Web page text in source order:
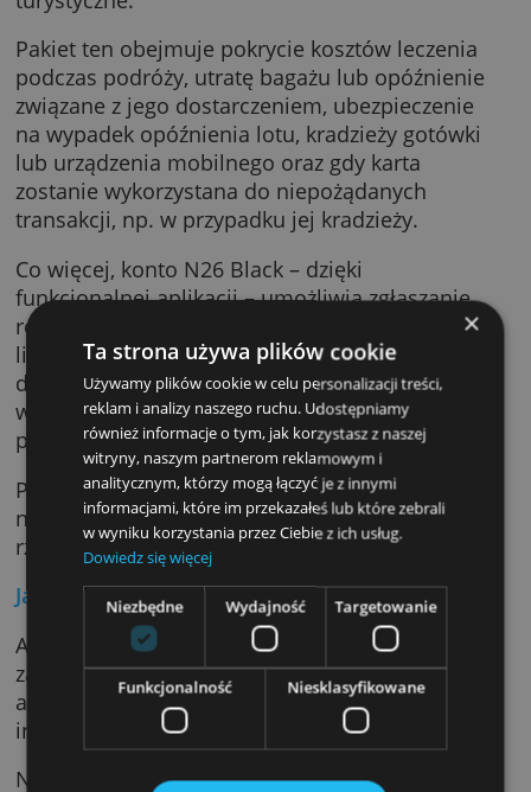
wydawana do konta karta MasterCard oraz
Maestro i darmowe transakcje bez względu
walutę, wersja premium dodatkowo
możliwość wypłaty gotówki za granicą bez
dodatkowych opłat oraz ubezpieczenie
turystyczne.
Pakiet ten obejmuje pokrycie kosztów
podczas podróży, utratę bagażu lub
związane z jego dostarczeniem,
na wypadek opóźnienia lotu, kradzieży
lub urządzenia mobilnego oraz gdy karta
zostanie wykorzystana do niepożądanych
transakcji, np. w przypadku jej kradzieży.
Co więcej, konto N26 Black – dzięki
funkcjonalnej aplikacji – umożliwia
roszczeń za pomocą smartfonu, ustawienie
limitów dotyczących wysokości wypłat lub
dziennego limitu transakcji, zablokowanie
w przypadku jej utraty oraz wykonywanie
przelewów międzynarodowych.
Pomocne powiadomienia typu push pozwolą
natomiast monitorować finanse w czasie
Ta strona używa plików cookie
Używamy plików cookie w celu personalizacji treści,
reklam i analizy naszego ruchu. Udostępniamy
również informacje o tym, jak korzystasz z naszej
witryny, naszym partnerom reklamowym i
analitycznym, którzy mogą łączyć je z innymi